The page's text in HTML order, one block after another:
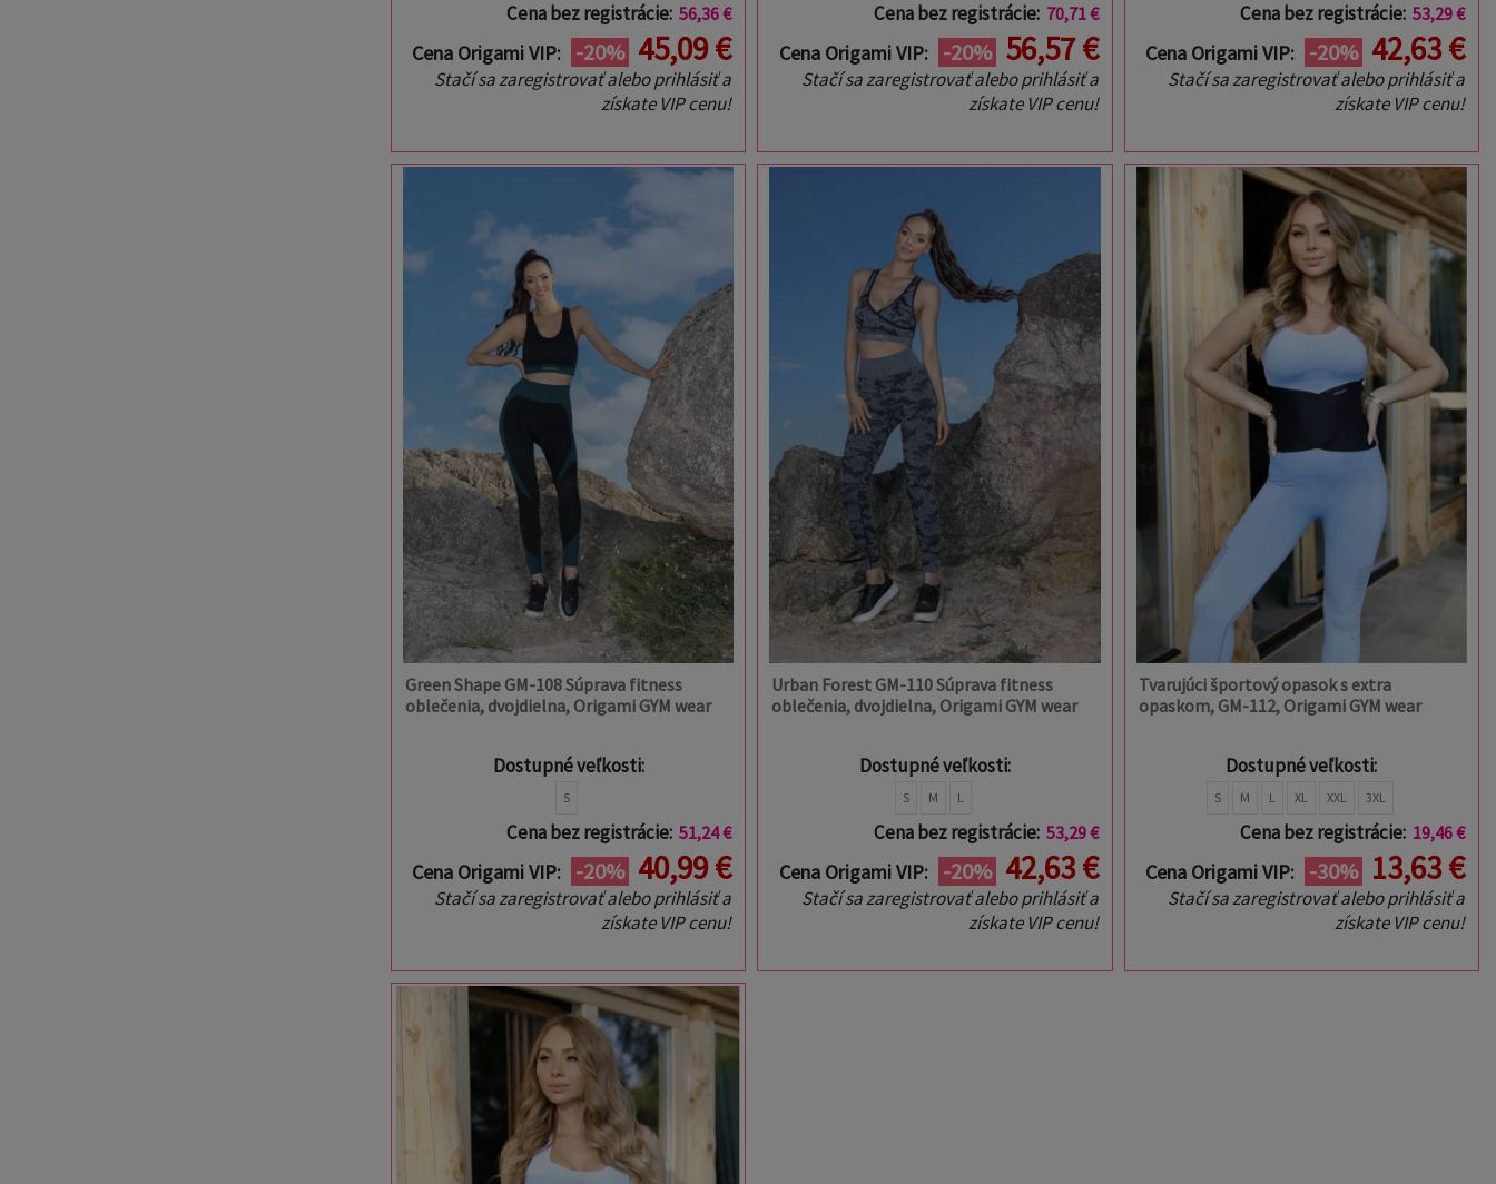
Cena bez registrácie: 56,36 €
Cena Origami VIP: -20% 45,09 €
Stačí sa zaregistrovať alebo prihlásiť a
získate VIP cenu!
Cena bez registrácie: 70,71 €
Cena Origami VIP: -20% 56,57 €
Stačí sa zaregistrovať alebo prihlásiť a
získate VIP cenu!
Cena bez registrácie: 53,29 €
Cena Origami VIP: -20% 42,63 €
Stačí sa zaregistrovať alebo prihlásiť a
získate VIP cenu!
Green Shape GM-108 Súprava fitness
oblečenia, dvojdielna, Origami GYM wear
Dostupné veľkosti:
S
Cena bez registrácie: 51,24 €
Cena Origami VIP: -20% 40,99 €
Stačí sa zaregistrovať alebo prihlásiť a
získate VIP cenu!
Urban Forest GM-110 Súprava fitness
oblečenia, dvojdielna, Origami GYM wear
Dostupné veľkosti:
S M L
Cena bez registrácie: 53,29 €
Cena Origami VIP: -20% 42,63 €
Stačí sa zaregistrovať alebo prihlásiť a
získate VIP cenu!
Tvarujúci športový opasok s extra
opaskom, GM-112, Origami GYM wear
Dostupné veľkosti:
S M L XL XXL 3XL
Cena bez registrácie: 19,46 €
Cena Origami VIP: -30% 13,63 €
Stačí sa zaregistrovať alebo prihlásiť a
získate VIP cenu!